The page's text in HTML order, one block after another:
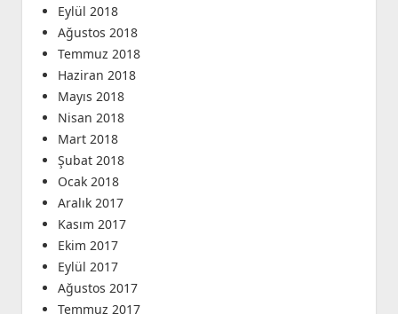
Eylül 2018
Ağustos 2018
Temmuz 2018
Haziran 2018
Mayıs 2018
Nisan 2018
Mart 2018
Şubat 2018
Ocak 2018
Aralık 2017
Kasım 2017
Ekim 2017
Eylül 2017
Ağustos 2017
Temmuz 2017